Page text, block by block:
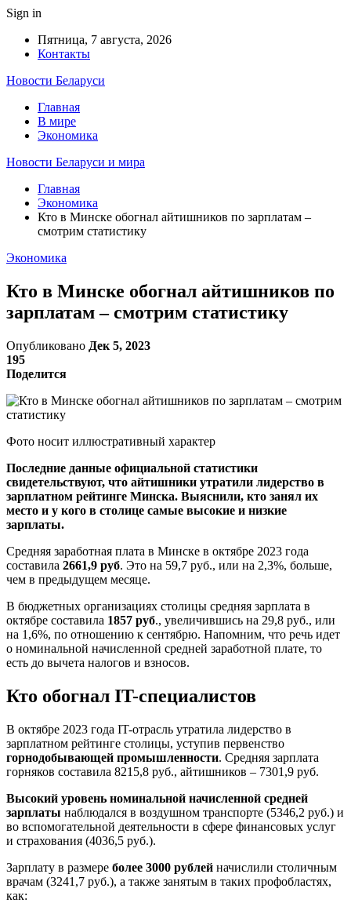
Sign in
Пятница, 7 августа, 2026
Контакты
Новости Беларуси
Главная
В мире
Экономика
Новости Беларуси и мира
Главная
Экономика
Кто в Минске обогнал айтишников по зарплатам –
смотрим статистику
Экономика
Кто в Минске обогнал айтишников по
зарплатам – смотрим статистику
Опубликовано Дек 5, 2023
195
Поделится
Фото носит иллюстративный характер
Последние данные официальной статистики
свидетельствуют, что айтишники утратили лидерство в
зарплатном рейтинге Минска. Выяснили, кто занял их
место и у кого в столице самые высокие и низкие
зарплаты.
Средняя заработная плата в Минске в октябре 2023 года
составила 2661,9 руб. Это на 59,7 руб., или на 2,3%, больше,
чем в предыдущем месяце.
В бюджетных организациях столицы средняя зарплата в
октябре составила 1857 руб., увеличившись на 29,8 руб., или
на 1,6%, по отношению к сентябрю. Напомним, что речь идет
о номинальной начисленной средней заработной плате, то
есть до вычета налогов и взносов.
Кто обогнал IT-специалистов
В октябре 2023 года IT-отрасль утратила лидерство в
зарплатном рейтинге столицы, уступив первенство
горнодобывающей промышленности. Средняя зарплата
горняков составила 8215,8 руб., айтишников – 7301,9 руб.
Высокий уровень номинальной начисленной средней
зарплаты наблюдался в воздушном транспорте (5346,2 руб.) и
во вспомогательной деятельности в сфере финансовых услуг
и страхования (4036,5 руб.).
Зарплату в размере более 3000 рублей начислили столичным
врачам (3241,7 руб.), а также занятым в таких профобластях,
как: